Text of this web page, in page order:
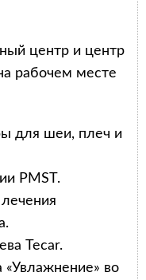
центр и центр
рабочем месте
для шеи, плеч и
PMST.
Tecar.
во